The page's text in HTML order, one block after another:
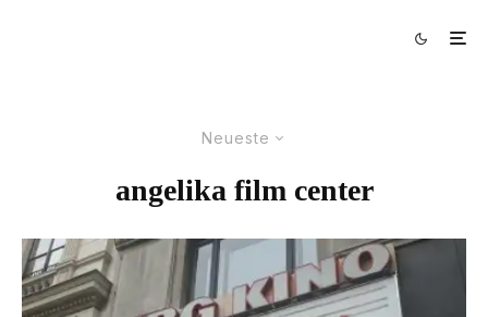
Neueste
angelika film center